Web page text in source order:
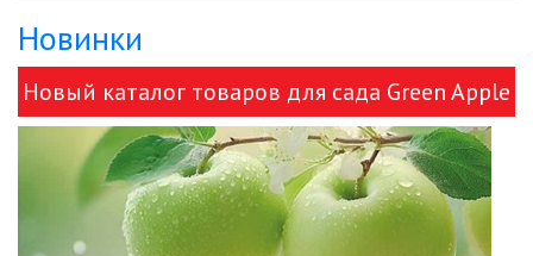
Новинки
Новый каталог товаров для сада Green Apple
и ЭРА!